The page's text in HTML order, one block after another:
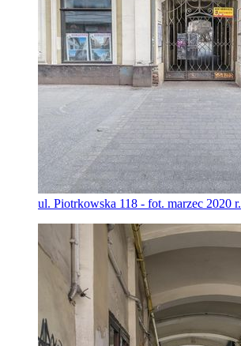
ul. Piotrkowska 118 - fot. marzec 2020 r.